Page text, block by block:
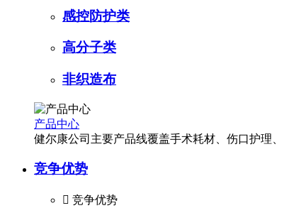
感控防护类
高分子类
非织造布
产品中心
健尔康公司主要产品线覆盖手术耗材、伤口护理
竞争优势
 竞争优势